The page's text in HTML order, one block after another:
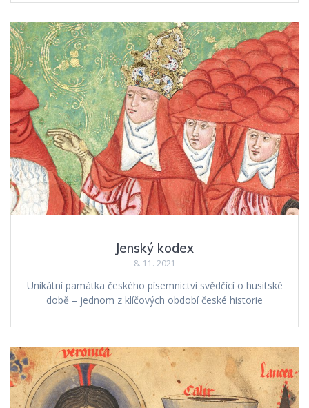
Jenský kodex
8. 11. 2021
Unikátní památka českého písemnictví svědčící o husitské
době – jednom z klíčových období české historie